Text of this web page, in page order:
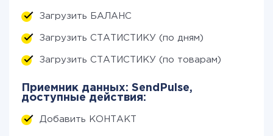
Загрузить БАЛАНС
Загрузить СТАТИСТИКУ (по дням)
Загрузить СТАТИСТИКУ (по товарам)
Приемник данных: SendPulse,
доступные действия:
Добавить КОНТАКТ